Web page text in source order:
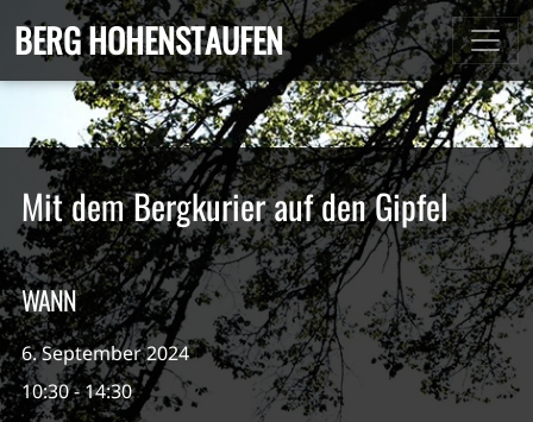
BERG HOHENSTAUFEN
Mit dem Bergkurier auf den Gipfel
WANN
6. September 2024
10:30 - 14:30